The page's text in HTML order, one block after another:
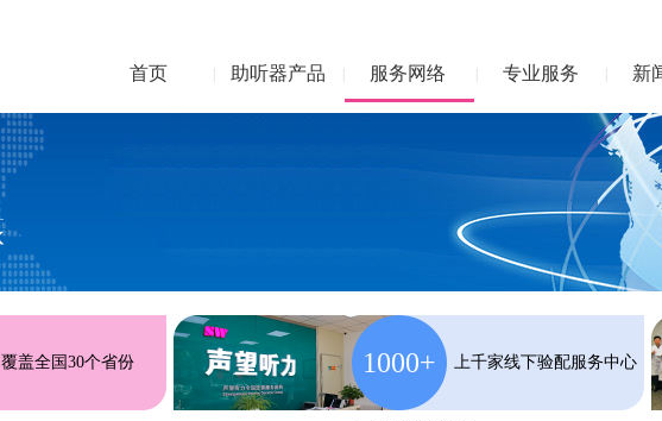
新
专业服务
服务网络
助听器产品
首页
覆盖全国30个省份 1000+ 上千家线下验配服务中心